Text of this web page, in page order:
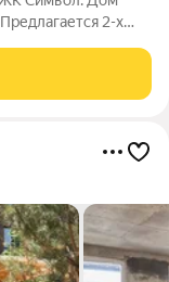
2-х
высота потолков